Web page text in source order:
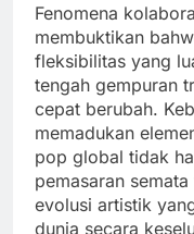
Fenomena
membuktikan
fleksibilitas yang
tengah gempuran
cepat berubah.
memadukan
pop global tidak
pemasaran
evolusi artistik
dunia secara